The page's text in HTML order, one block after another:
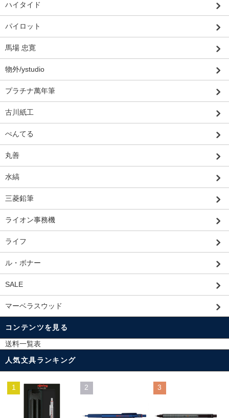
ハイタイド
パイロット
馬場 忠寛
物外/ystudio
プラチナ萬年筆
古川紙工
ぺんてる
丸善
水縞
三菱鉛筆
ライオン事務機
ライフ
ル・ボナー
SALE
マーベラスウッド
コンテンツを見る
送料一覧表
人気文具ランキング
1 2 3